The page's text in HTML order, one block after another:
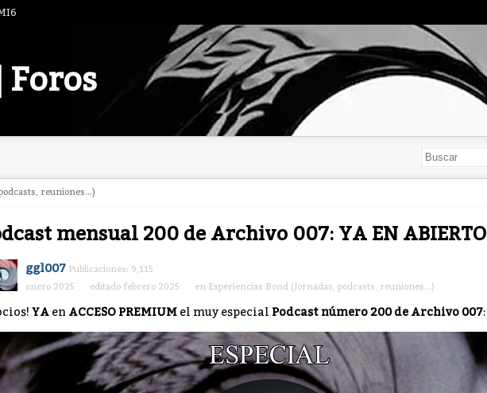
reuniones...)
mensual 200 de Archivo 007: YA EN ABIERTO
ggl007 Publicaciones: 9,115
enero 2025
editado febrero 2025 en Experiencias Bond (Jornadas, podcasts, reuniones...)
YA en ACCESO PREMIUM el muy especial Podcast número 200 de Archivo 007: